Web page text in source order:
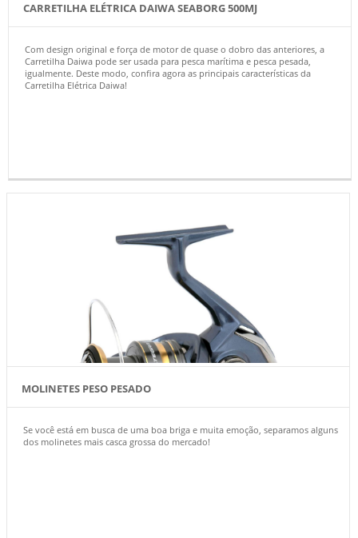
CARRETILHA ELÉTRICA DAIWA SEABORG 500MJ
Com design original e força de motor de quase o dobro das anteriores, a
Carretilha Daiwa pode ser usada para pesca marítima e pesca pesada,
igualmente. Deste modo, confira agora as principais características da
Carretilha Elétrica Daiwa!
MOLINETES PESO PESADO
Se você está em busca de uma boa briga e muita emoção, separamos alguns
dos molinetes mais casca grossa do mercado!